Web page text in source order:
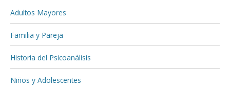
Adultos Mayores
Familia y Pareja
Historia del Psicoanálisis
Niños y Adolescentes